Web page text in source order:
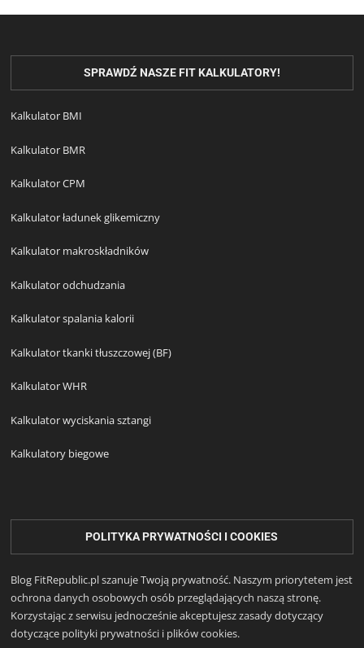
SPRAWDŹ NASZE FIT KALKULATORY!
Kalkulator BMI
Kalkulator BMR
Kalkulator CPM
Kalkulator ładunek glikemiczny
Kalkulator makroskładników
Kalkulator odchudzania
Kalkulator spalania kalorii
Kalkulator tkanki tłuszczowej (BF)
Kalkulator WHR
Kalkulator wyciskania sztangi
Kalkulatory biegowe
POLITYKA PRYWATNOŚCI I COOKIES
Blog FitRepublic.pl szanuje Twoją prywatność. Naszym priorytetem jest
ochrona danych osobowych osób przeglądających naszą stronę.
Korzystając z serwisu jednocześnie akceptujesz zasady dotyczący
dotyczące polityki prywatności i plików cookies.